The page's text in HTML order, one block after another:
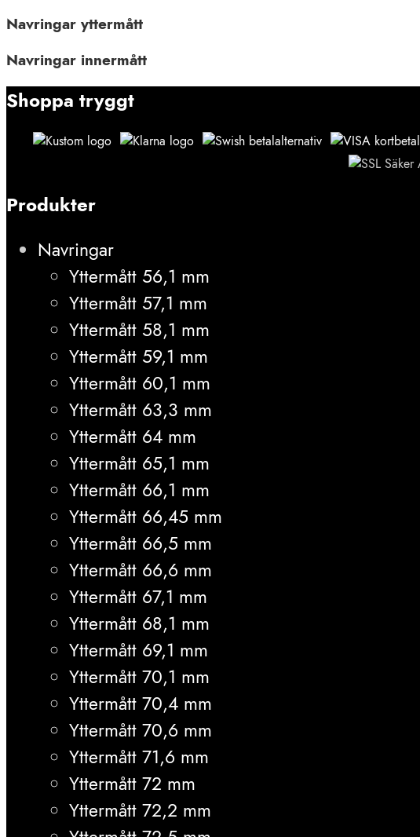
Navringar yttermått
Navringar innermått
Shoppa tryggt
Produkter
Navringar
Yttermått 56,1 mm
Yttermått 57,1 mm
Yttermått 58,1 mm
Yttermått 59,1 mm
Yttermått 60,1 mm
Yttermått 63,3 mm
Yttermått 64 mm
Yttermått 65,1 mm
Yttermått 66,1 mm
Yttermått 66,45 mm
Yttermått 66,5 mm
Yttermått 66,6 mm
Yttermått 67,1 mm
Yttermått 68,1 mm
Yttermått 69,1 mm
Yttermått 70,1 mm
Yttermått 70,4 mm
Yttermått 70,6 mm
Yttermått 71,6 mm
Yttermått 72 mm
Yttermått 72,2 mm